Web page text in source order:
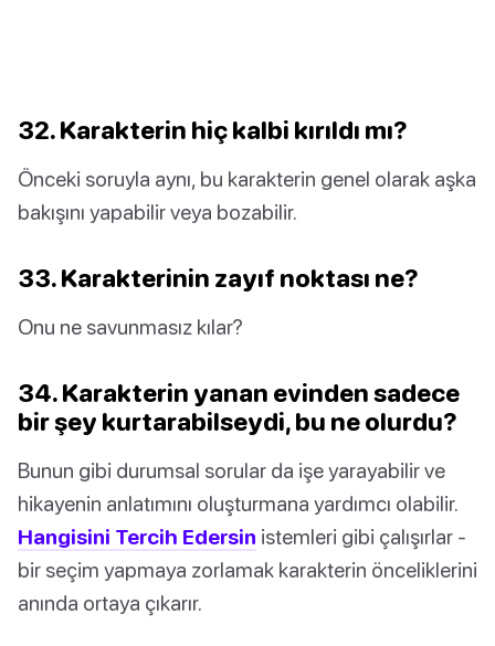
32. Karakterin hiç kalbi kırıldı mı?
Önceki soruyla aynı, bu karakterin genel olarak aşka
bakışını yapabilir veya bozabilir.
33. Karakterinin zayıf noktası ne?
Onu ne savunmasız kılar?
34. Karakterin yanan evinden sadece
bir şey kurtarabilseydi, bu ne olurdu?
Bunun gibi durumsal sorular da işe yarayabilir ve
hikayenin anlatımını oluşturmana yardımcı olabilir.
Hangisini Tercih Edersin istemleri gibi çalışırlar -
bir seçim yapmaya zorlamak karakterin önceliklerini
anında ortaya çıkarır.